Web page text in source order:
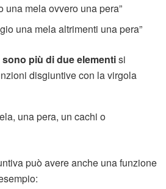
una mela ovvero una pera”
una mela altrimenti una pera”
più di due elementisi
disgiuntive con la virgola
una pera, un cachi o
può avere anche una funzione